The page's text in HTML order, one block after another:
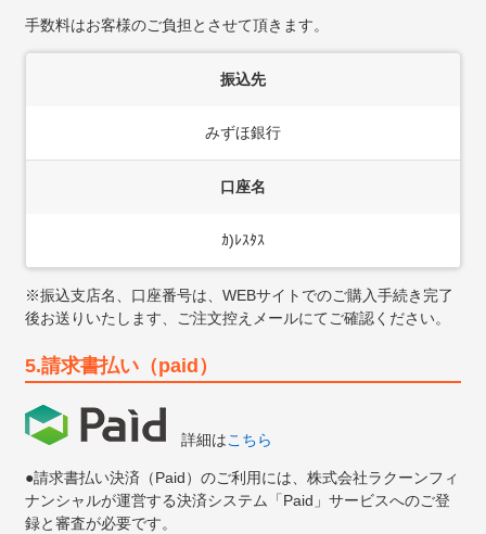
手数料はお客様のご負担とさせて頂きます。
振込先
みずほ銀行
口座名
ｶ)ﾚｽﾀｽ
※振込支店名、口座番号は、WEBサイトでのご購入手続き完了
後お送りいたします、ご注文控えメールにてご確認ください。
5.請求書払い（paid）
詳細はこちら
●請求書払い決済（Paid）のご利用には、株式会社ラクーンフィ
ナンシャルが運営する決済システム「Paid」サービスへのご登
録と審査が必要です。